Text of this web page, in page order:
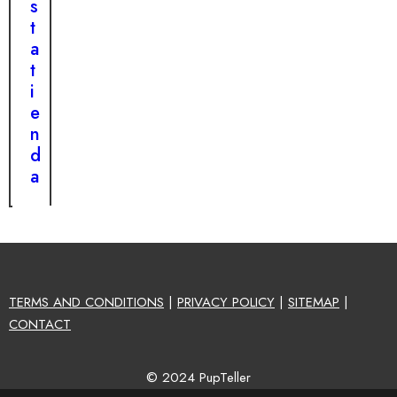
s
t
a
t
i
e
n
d
a
TERMS AND CONDITIONS | PRIVACY POLICY | SITEMAP |
CONTACT
© 2024 PupTeller